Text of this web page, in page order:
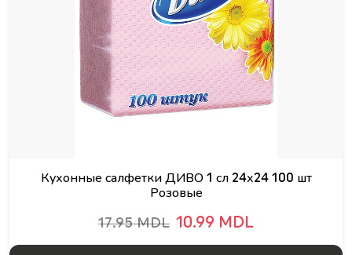
Кухонные салфетки ДИВО 1 сл 24х24 100 шт
Розовые
17.95 MDL 10.99 MDL